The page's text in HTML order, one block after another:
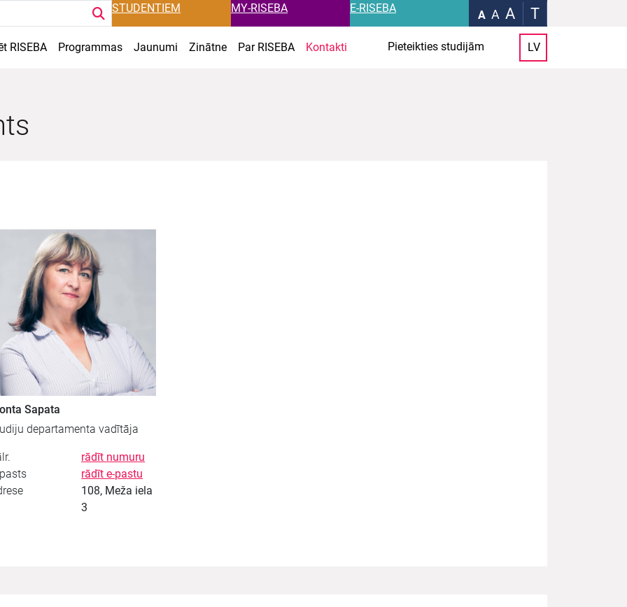
STUDENTIEM MY-RISEBA E-RISEBA A A A T
RISEBA Programmas Jaunumi Zinātne Par RISEBA Kontakti Pieteikties studijām LV
Sapata
departamenta vadītāja
rādīt numuru
rādīt e-pastu
108, Meža iela
3